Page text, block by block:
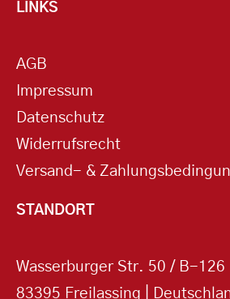
LINKS
AGB
Impressum
Datenschutz
Widerrufsrecht
Versand- &
STANDORT
Wasserburger Str. 50 / B-126
83395 Freilassing |